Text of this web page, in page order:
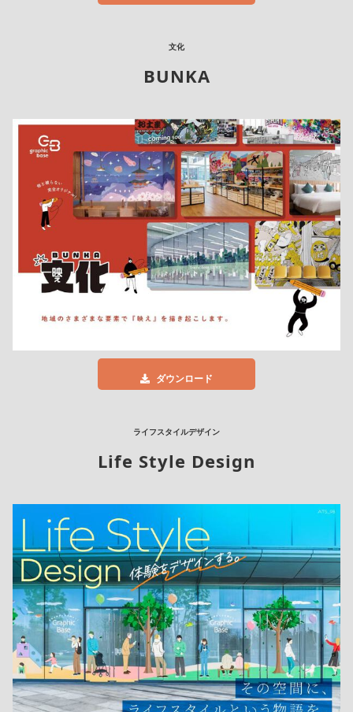
文化
BUNKA
ダウンロード
ライフスタイルデザイン
Life Style Design